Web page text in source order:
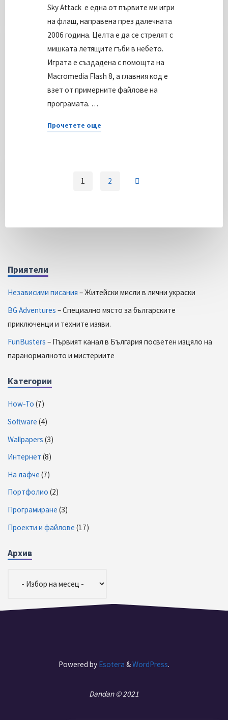
игра
–
Five
Steps
to
Freedom"
Sky Attack е една от първите ми игри
на флаш, направена през далечната
2006 година. Целта е да се стрелят с
мишката летящите гъби в небето.
Играта е създадена с помощта на
Macromedia Flash 8, а главния код е
взет от примерните файлове на
програмата. …
Прочетете още
1 2
Приятели
Независими писания – Житейски мисли в лични украски
BG Adventures – Специално място за българските
приключенци и техните изяви.
FunBusters – Първият канал в България посветен изцяло на
паранормалното и мистериите
Категории
How-To (7)
Software (4)
Wallpapers (3)
Интернет (8)
На лафче (7)
Портфолио (2)
Програмиране (3)
Проекти и файлове (17)
Архив
Powered by Esotera &WordPress.
Dandan © 2021